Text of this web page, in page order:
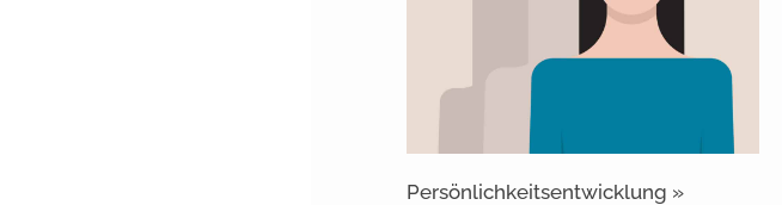
Persönlichkeitsentwicklung »